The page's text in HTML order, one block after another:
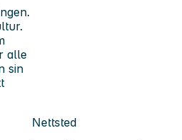
alle
sin
Nettsted